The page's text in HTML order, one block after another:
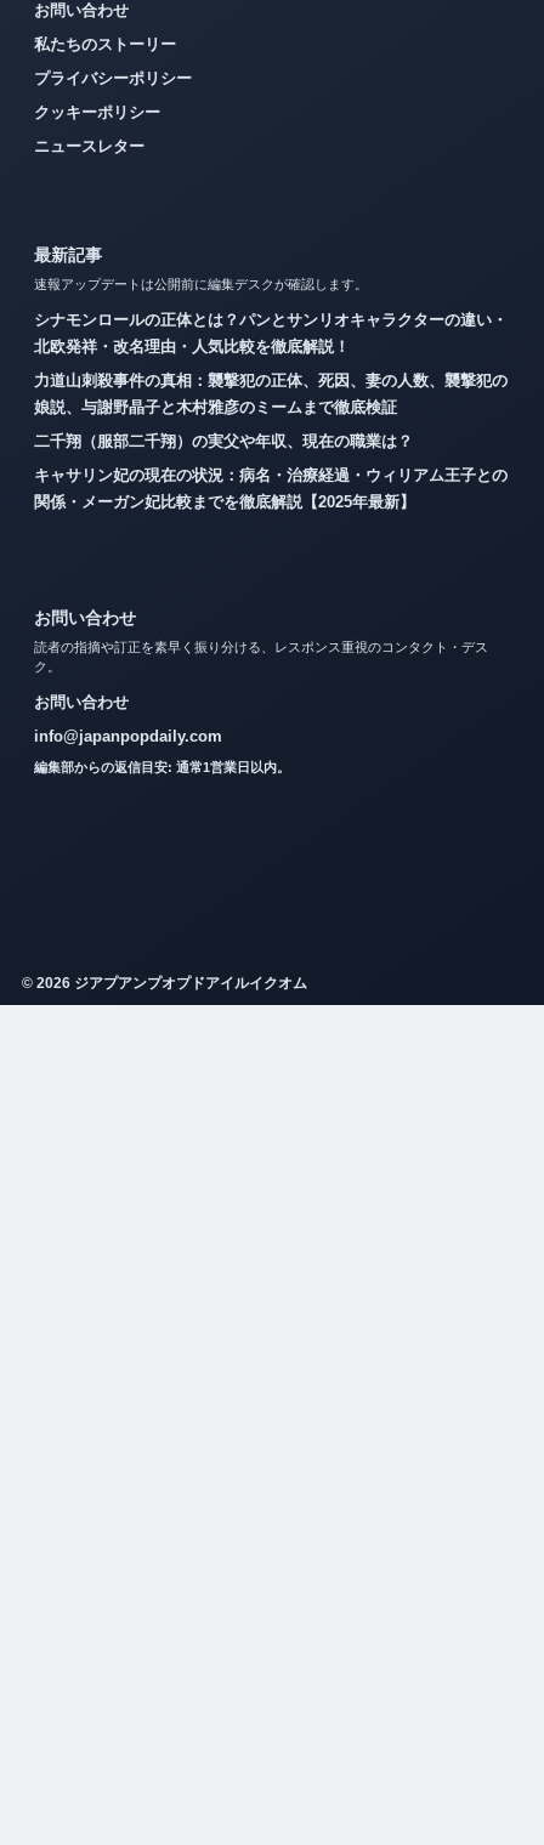
お問い合わせ
私たちのストーリー
プライバシーポリシー
クッキーポリシー
ニュースレター
最新記事
速報アップデートは公開前に編集デスクが確認します。
シナモンロールの正体とは？パンとサンリオキャラクターの違い・
北欧発祥・改名理由・人気比較を徹底解説！
力道山刺殺事件の真相：襲撃犯の正体、死因、妻の人数、襲撃犯の
娘説、与謝野晶子と木村雅彦のミームまで徹底検証
二千翔（服部二千翔）の実父や年収、現在の職業は？
キャサリン妃の現在の状況：病名・治療経過・ウィリアム王子との
関係・メーガン妃比較までを徹底解説【2025年最新】
お問い合わせ
読者の指摘や訂正を素早く振り分ける、レスポンス重視のコンタクト・デス
ク。
お問い合わせ
info@japanpopdaily.com
編集部からの返信目安: 通常1営業日以内。
© 2026 ジアプアンプオプドアイルイクオム